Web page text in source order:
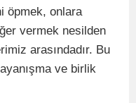
öpmek, onlara
vermek nesilden
arasındadır. Bu
ve birlik